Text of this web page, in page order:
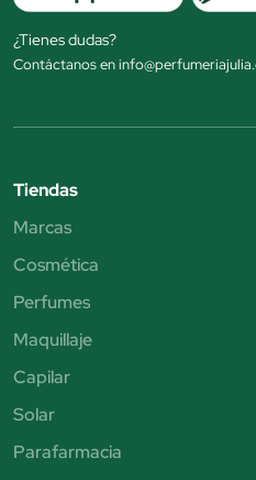
¿Tienes dudas?
Contáctanos en
Tiendas
Marcas
Cosmética
Perfumes
Maquillaje
Capilar
Solar
Parafarmacia